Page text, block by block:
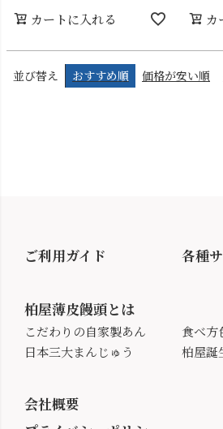
カートに入れる カ
並び替え おすすめ順 価格が安い順
ご利用ガイド 各種
柏屋薄皮饅頭とは
こだわりの自家製あん
日本三大まんじゅう
食べ方
柏屋誕
会社概要